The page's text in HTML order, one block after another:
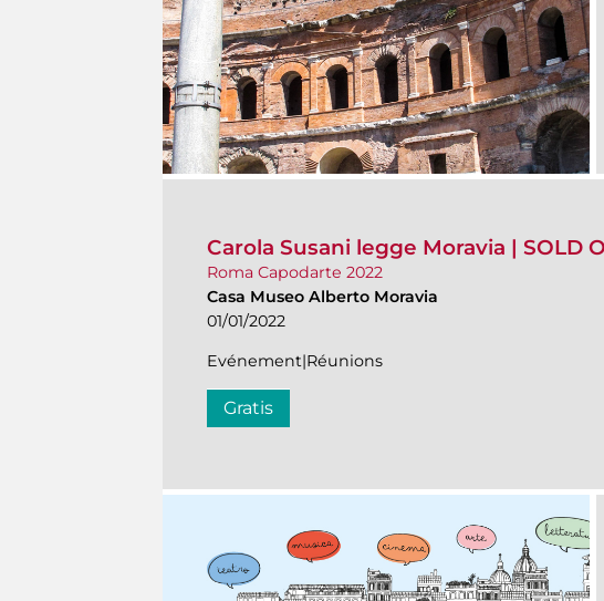
Carola Susani legge Moravia | SOLD
Roma Capodarte 2022
Casa Museo Alberto Moravia
01/01/2022
Evénement|Réunions
Gratis